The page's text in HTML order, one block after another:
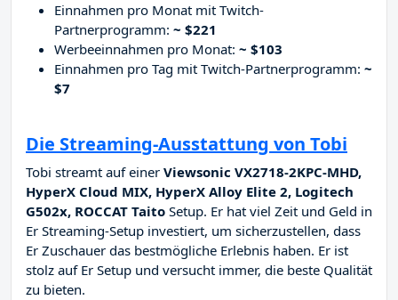
Einnahmen pro Monat mit Twitch-
Partnerprogramm: ~ $221
Werbeeinnahmen pro Monat: ~ $103
Einnahmen pro Tag mit Twitch-Partnerprogramm: ~
$7
Die Streaming-Ausstattung von Tobi
Tobi streamt auf einer Viewsonic VX2718-2KPC-MHD,
HyperX Cloud MIX, HyperX Alloy Elite 2, Logitech
G502x, ROCCAT Taito Setup. Er hat viel Zeit und Geld in
Er Streaming-Setup investiert, um sicherzustellen, dass
Er Zuschauer das bestmögliche Erlebnis haben. Er ist
stolz auf Er Setup und versucht immer, die beste Qualität
zu bieten.